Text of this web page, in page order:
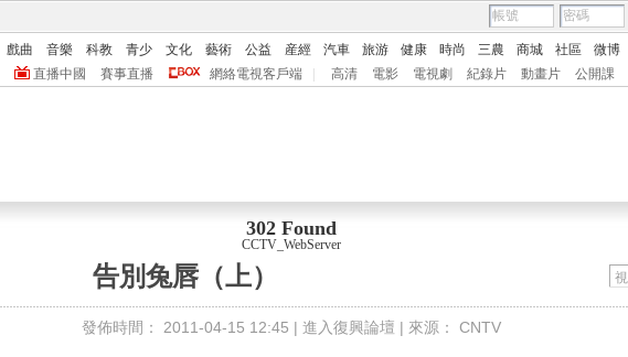
戲曲 音樂 科教 青少 文化 藝術 公益 産經 汽車 旅游 健康 時尚 三農 商城 社區 微博
直播中國 賽事直播 網絡電視客戶端 高清 電影 電視劇 紀錄片 動畫片 公開課
302 Found
CCTV_WebServer
告別兔唇（上）
發佈時間： 2011-04-15 12:45 | 進入復興論壇 | 來源： CNTV